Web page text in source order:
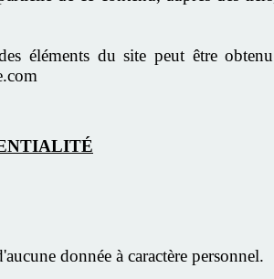
éléments du site peut être
donnée à caractère personnel.